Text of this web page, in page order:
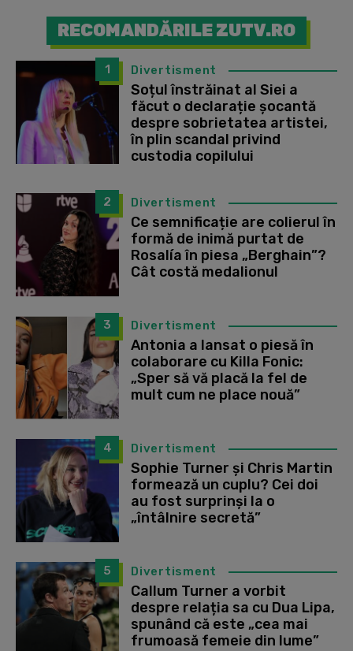
RECOMANDĂRILE ZUTV.RO
1 Divertisment
Soțul înstrăinat al Siei a
făcut o declarație șocantă
despre sobrietatea artistei,
în plin scandal privind
custodia copilului
2 Divertisment
Ce semnificație are colierul în
formă de inimă purtat de
Rosalía în piesa „Berghain”?
Cât costă medalionul
3 Divertisment
Antonia a lansat o piesă în
colaborare cu Killa Fonic:
„Sper să vă placă la fel de
mult cum ne place nouă”
4 Divertisment
Sophie Turner și Chris Martin
formează un cuplu? Cei doi
au fost surprinși la o
„întâlnire secretă”
5 Divertisment
Callum Turner a vorbit
despre relația sa cu Dua Lipa,
spunând că este „cea mai
frumoasă femeie din lume”